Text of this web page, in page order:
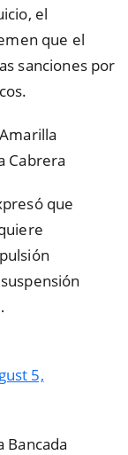
el
que el
sanciones por
Cabrera
que
5,
Bancada